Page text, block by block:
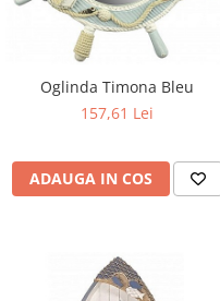
Oglinda Timona Bleu
157,61 Lei
ADAUGA IN COS